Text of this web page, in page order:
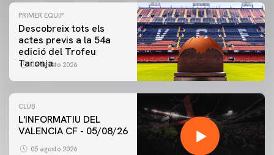
PRIMER EQUIP
Descobreix tots els
actes previs a la 54a
edició del Trofeu
Taronja
06 agosto 2026
CLUB
L'INFORMATIU DEL
VALENCIA CF - 05/08/26
05 agosto 2026